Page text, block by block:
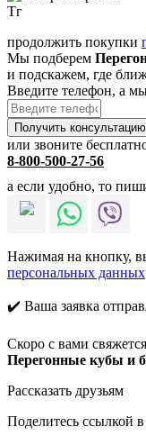
Тг
продолжить покупки
Мы подберем
и подскажем, где
Введите телефон, а
или звоните
8-800-500-27-56
а если удобно, то
Нажимая на кнопку,
персональных данных
✔️ Ваша заявка
Скоро с вами
Перегонные кубы и
Рассказать друзьям
Поделитесь ссылкой